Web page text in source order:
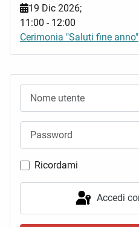
Ricordami
Accedi
19 Dic 2026;
11:00 - 12:00
Cerimonia "Saluti fine anno"